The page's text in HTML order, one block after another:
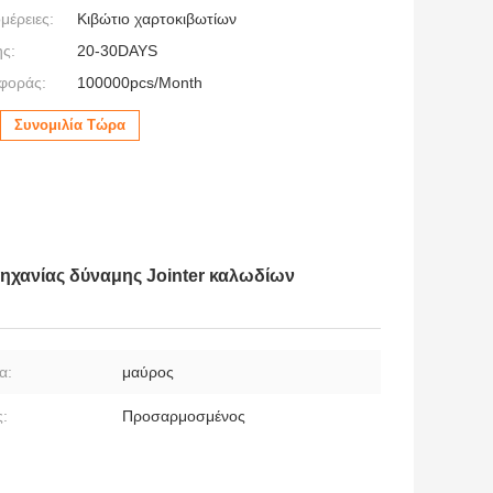
Κιβώτιο χαρτοκιβωτίων
20-30DAYS
100000pcs/Month
Συνομιλία Τώρα
δύναμης Jointer καλωδίων
μαύρος
Προσαρμοσμένος